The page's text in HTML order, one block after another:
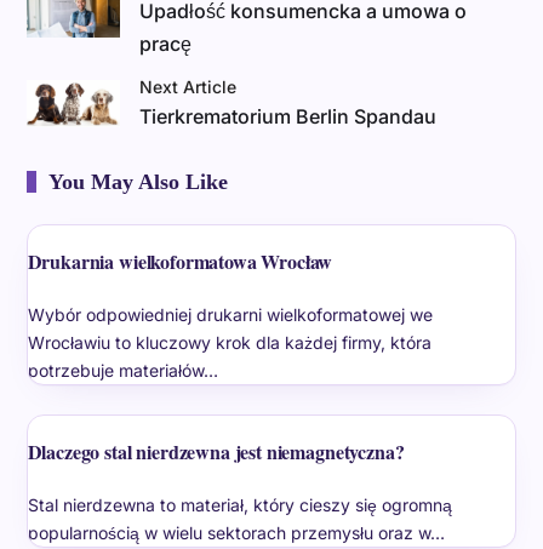
Upadłość konsumencka a umowa o
pracę
Next Article
Tierkrematorium Berlin Spandau
You May Also Like
Drukarnia wielkoformatowa Wrocław
Wybór odpowiedniej drukarni wielkoformatowej we
Wrocławiu to kluczowy krok dla każdej firmy, która
potrzebuje materiałów…
Dlaczego stal nierdzewna jest niemagnetyczna?
Stal nierdzewna to materiał, który cieszy się ogromną
popularnością w wielu sektorach przemysłu oraz w…